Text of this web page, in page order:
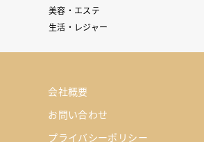
美容・エステ
生活・レジャー
会社概要
お問い合わせ
プライバシーポリシー